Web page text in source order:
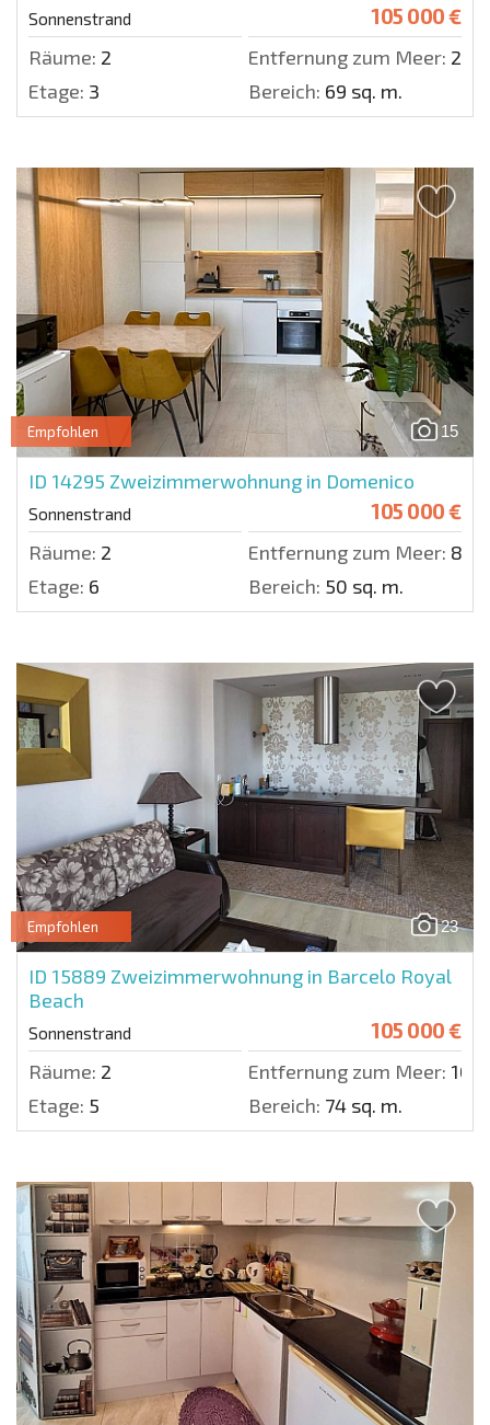
Sonnenstrand 105 000 €
Räume: 2 Entfernung zum Meer: 250
Etage: 3 Bereich: 69 sq. m.
15
Empfohlen
ID 14295 Zweizimmerwohnung in Domenico
Sonnenstrand 105 000 €
Räume: 2 Entfernung zum Meer: 800
Etage: 6 Bereich: 50 sq. m.
23
Empfohlen
ID 15889 Zweizimmerwohnung in Barcelo Royal
Beach
Sonnenstrand 105 000 €
Räume: 2 Entfernung zum Meer: 100
Etage: 5 Bereich: 74 sq. m.